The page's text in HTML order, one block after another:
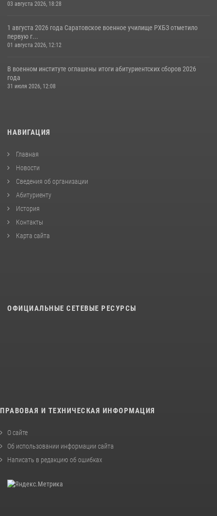
03 августа 2026, 18:28
1 августа 2026 года Саратовское военное училище РХБЗ отметило
первую г...
01 августа 2026, 12:12
В военном институте оглашены итоги абитуриентских сборов 2026
года
31 июля 2026, 12:08
НАВИГАЦИЯ
Главная
Новости
Сведения об организации
Абитуриенту
История
Контакты
Карта сайта
ОФИЦИАЛЬНЫЕ СЕТЕВЫЕ РЕСУРСЫ
ПРАВОВАЯ И ТЕХНИЧЕСКАЯ ИНФОРМАЦИЯ
О сайте
Об использовании информации сайта
Написать в редакцию об ошибках